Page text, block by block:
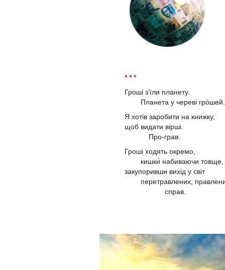
* * *
Гроші з’їли планету.
Планета у череві гро́шей.
Я хотів заробити на книжку,
щоб видати вірші.
Про-грав.
Гроші ходять окремо,
кишки́ набиваючи товще,
закупоривши вихід у світ
перетравлених,
справ.